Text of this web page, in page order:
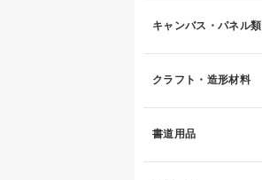
キャンバス・パネル類
クラフト・造形材料
書道用品